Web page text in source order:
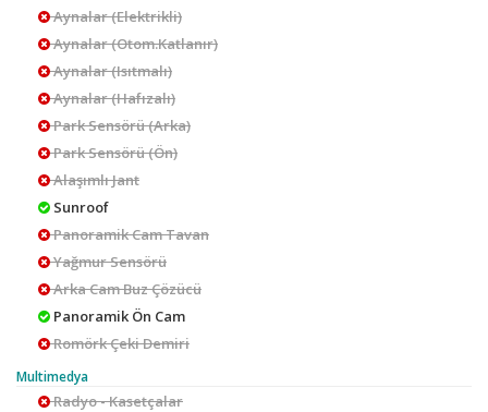
Aynalar (Elektrikli)
Aynalar (Otom.Katlanır)
Aynalar (Isıtmalı)
Aynalar (Hafızalı)
Park Sensörü (Arka)
Park Sensörü (Ön)
Alaşımlı Jant
Sunroof
Panoramik Cam Tavan
Yağmur Sensörü
Arka Cam Buz Çözücü
Panoramik Ön Cam
Romörk Çeki Demiri
Multimedya
Radyo - Kasetçalar